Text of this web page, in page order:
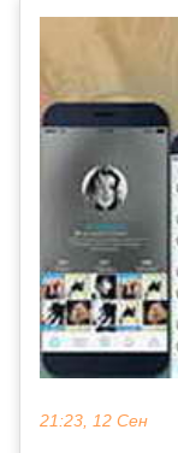
21:23, 12 Сен